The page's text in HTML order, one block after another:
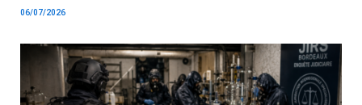
06/07/2026